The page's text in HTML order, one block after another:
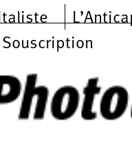
Souscription